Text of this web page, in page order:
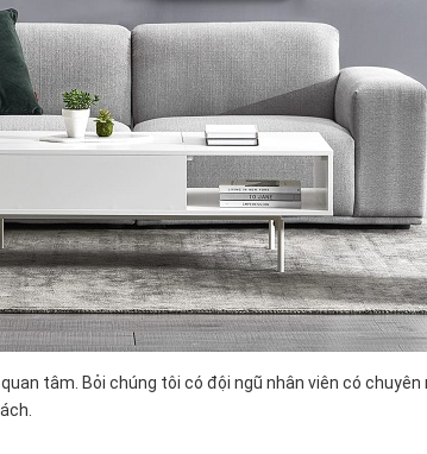
tâm. Bỏi chúng tôi có đội ngũ nhân viên có